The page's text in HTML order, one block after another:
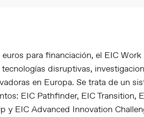
para financiación, el EIC
disruptivas,
en Europa. Se trata de un
EIC Pathfinder, EIC Transition,
y EIC Advanced Innovation